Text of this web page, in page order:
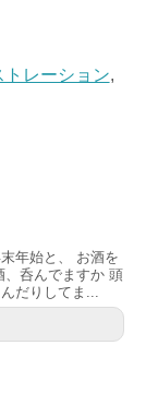
トレーション,
年始と、 お酒を
、呑んでますか 頭
だりしてま...